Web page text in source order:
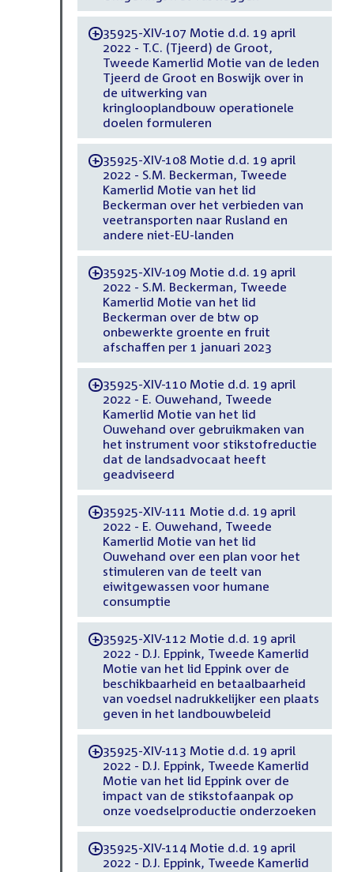
-35925-XIV-107 Motie d.d. 19 april
2022 - T.C. (Tjeerd) de Groot,
Tweede Kamerlid Motie van de leden
Tjeerd de Groot en Boswijk over in
de uitwerking van
kringlooplandbouw operationele
doelen formuleren
-35925-XIV-108 Motie d.d. 19 april
2022 - S.M. Beckerman, Tweede
Kamerlid Motie van het lid
Beckerman over het verbieden van
veetransporten naar Rusland en
andere niet-EU-landen
-35925-XIV-109 Motie d.d. 19 april
2022 - S.M. Beckerman, Tweede
Kamerlid Motie van het lid
Beckerman over de btw op
onbewerkte groente en fruit
afschaffen per 1 januari 2023
-35925-XIV-110 Motie d.d. 19 april
2022 - E. Ouwehand, Tweede
Kamerlid Motie van het lid
Ouwehand over gebruikmaken van
het instrument voor stikstofreductie
dat de landsadvocaat heeft
geadviseerd
-35925-XIV-111 Motie d.d. 19 april
2022 - E. Ouwehand, Tweede
Kamerlid Motie van het lid
Ouwehand over een plan voor het
stimuleren van de teelt van
eiwitgewassen voor humane
consumptie
-35925-XIV-112 Motie d.d. 19 april
2022 - D.J. Eppink, Tweede Kamerlid
Motie van het lid Eppink over de
beschikbaarheid en betaalbaarheid
van voedsel nadrukkelijker een plaats
geven in het landbouwbeleid
-35925-XIV-113 Motie d.d. 19 april
2022 - D.J. Eppink, Tweede Kamerlid
Motie van het lid Eppink over de
impact van de stikstofaanpak op
onze voedselproductie onderzoeken
-35925-XIV-114 Motie d.d. 19 april
2022 - D.J. Eppink, Tweede Kamerlid